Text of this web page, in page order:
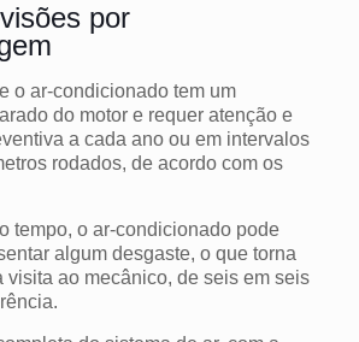
por
o ar-condicionado tem um
do motor e requer atenção e
a cada ano ou em intervalos
rodados, de acordo com os
tempo, o ar-condicionado pode
algum desgaste, o que torna
visita ao mecânico, de seis em seis